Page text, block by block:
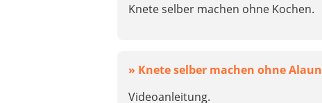
Knete selber machen ohne Kochen.
» Knete selber machen ohne Alaun
Videoanleitung.